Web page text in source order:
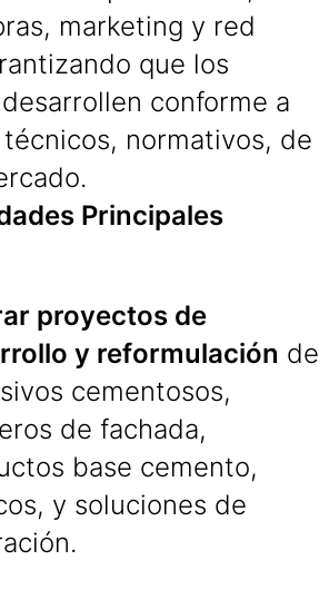
marketing y red
que los
conforme a
normativos, de
Principales
proyectos de
y reformulación de
cementosos,
de fachada,
base cemento,
y soluciones de